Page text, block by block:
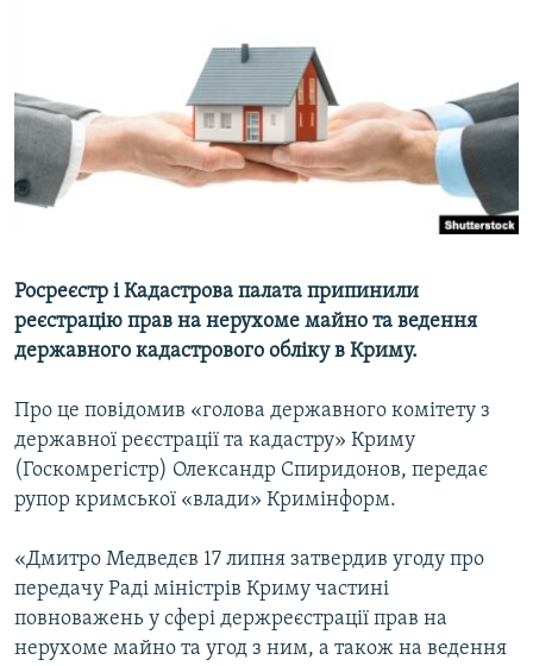
ВІДЕОУРОКИ «ELIFBE»
СВІДЧЕННЯ ОКУПАЦІЇ
ЯК ОБІЙТИ БЛОКУВАННЯ
Русский
Qırımtatar
Усі сайти RFE/RL
Росреєстр і Кадастрова палата припинили
реєстрацію прав на нерухоме майно та ведення
державного кадастрового обліку в Криму.
Про це повідомив «голова державного комітету з
державної реєстрації та кадастру» Криму
(Госкомрегістр) Олександр Спиридонов, передає
рупор кримської «влади» Кримінформ.
«Дмитро Медведєв 17 липня затвердив угоду про
передачу Раді міністрів Криму частині
повноважень у сфері держреєстрації прав на
нерухоме майно та угод з ним, а також на ведення